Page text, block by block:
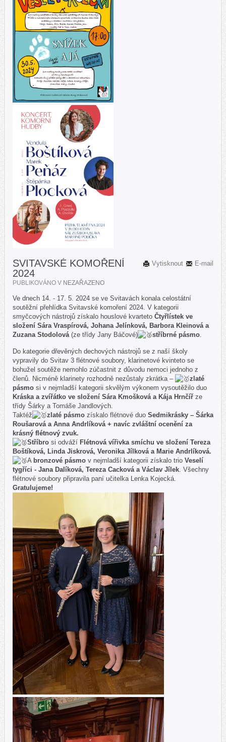
E-mail
Vytisknout
SVITAVSKÉ KOMOŘENÍ
2024
PUBLIKOVÁNO V NEZAŘAZENO
Ve dnech 14. - 17. 5. 2024 se ve Svitavách konala celostátní
soutěžní přehlídka Svitavské komoření 2024. V kategorii
smyčcových nástrojů získalo houslové kvarteto Čtyřlístek ve
složení Sára Vraspírová, Johana Jelínková, Barbora Kleinová a
Zuzana Stodolová(ze třídy Jany Báčové) stříbrné pásmo.
Do kategorie dřevěných dechových nástrojů se z naší školy
vypravily do Svitav 3 flétnové soubory, klarinetové kvinteto se
bohužel soutěže nemohlo zúčastnit z důvodu nemoci jednoho z
členů. Nicméně klarinety rozhodně nezůstaly zkrátka –
zlaté
pásmo si v nejmladší kategorii skvělým výkonem vysoutěžilo duo
Kráska a zvířátko ve složení Sára Kmošková a Kája Hrnčíř ze
třídy Šárky a Tomáše Jandlových.
Taktéž
zlaté pásmo získalo flétnové duo Sedmikrásky – Šárka
Roušarová a Anna Andrlíková + navíc zvláštní ocenění za
krásný flétnový zvuk.
Stříbro si odváží Flétnová vířivka smíchu ve složení Tereza
Boštíková, Linda Jiskrová, Veronika Jílková a Marie Andrlíková.
A bronzové pásmo v nejmladší kategorii získalo trio Veselí
tygříci - Jana Dalíková, Tereza Cacková a Václav Jílek. Všechny
flétnové soubory připravila paní učitelka Lenka Kojecká.
Gratulujeme!